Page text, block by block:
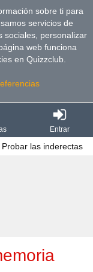
sobre ti para
servicios de
sociales, personalizar
web funciona
en Quizzclub.
Entrar
Probar las inderectas